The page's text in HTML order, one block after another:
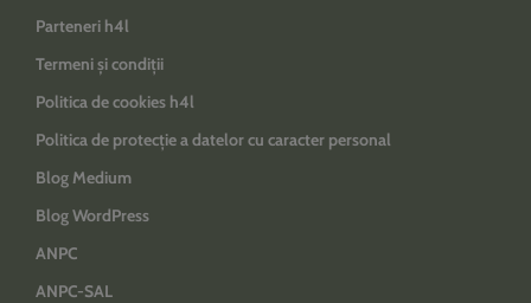
Parteneri h4l
Termeni și condiții
Politica de cookies h4l
Politica de protecție a datelor cu caracter personal
Blog Medium
Blog WordPress
ANPC
ANPC-SAL